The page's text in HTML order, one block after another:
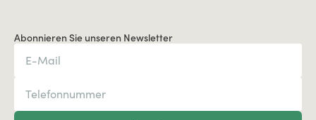
Abonnieren Sie unseren Newsletter